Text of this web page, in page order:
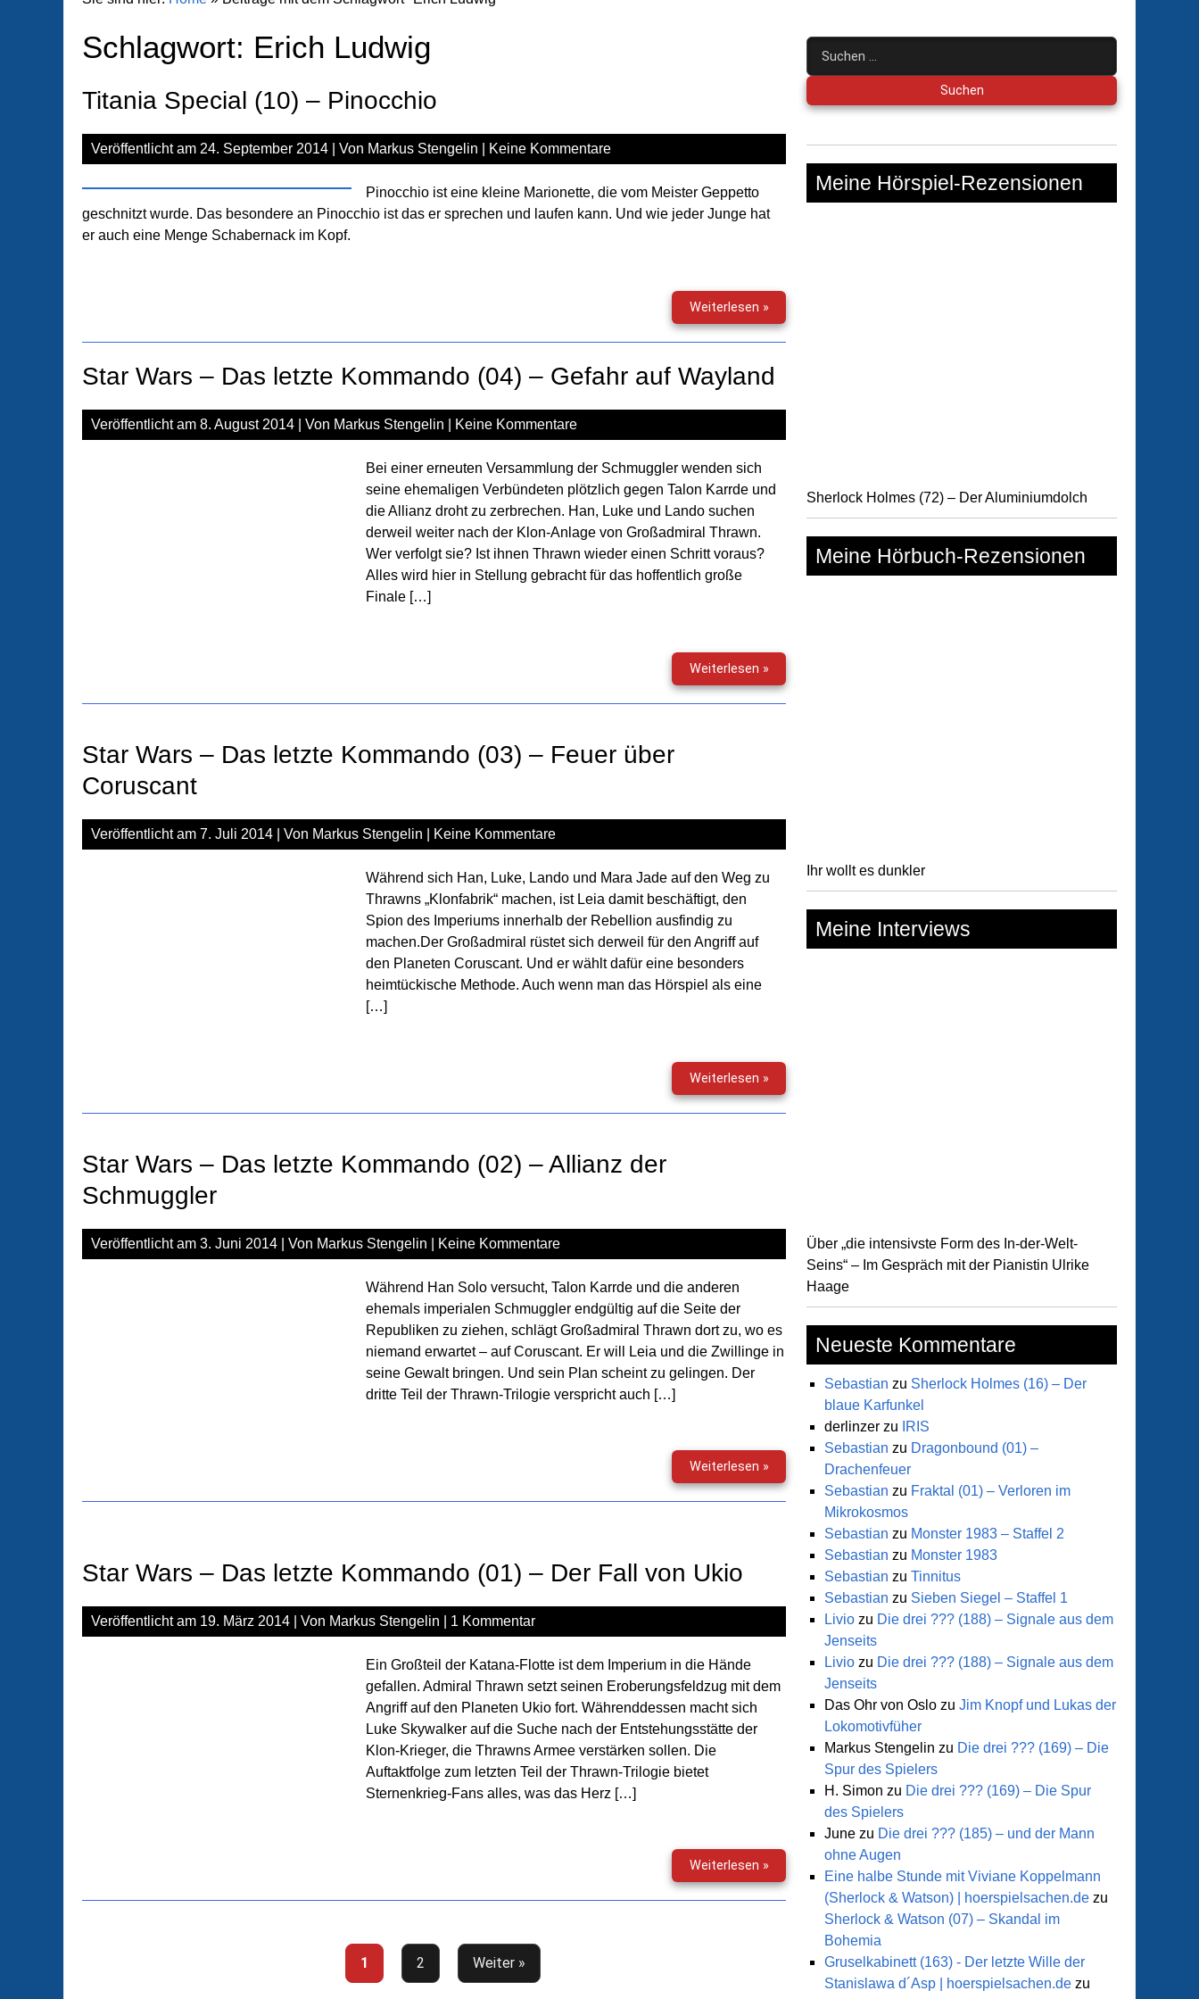
Schlagwort: Erich Ludwig
Titania Special (10) – Pinocchio
Veröffentlicht am 24. September 2014 | Von Markus Stengelin Keine Kommentare
Pinocchio ist eine kleine Marionette, die vom Meister Geppetto
geschnitzt wurde. Das besondere an Pinocchio ist das er sprechen und laufen kann. Und wie jeder Junge hat
er auch eine Menge Schabernack im Kopf.
Weiterlesen »Titania
Special
(10)
Pinocchio
Star Wars – Das letzte Kommando (04) – Gefahr auf Wayland
Veröffentlicht am 8. August 2014 | Von Markus Stengelin Keine Kommentare
Bei einer erneuten Versammlung der Schmuggler wenden sich
seine ehemaligen Verbündeten plötzlich gegen Talon Karrde und
die Allianz droht zu zerbrechen. Han, Luke und Lando suchen
derweil weiter nach der Klon-Anlage von Großadmiral Thrawn.
Wer verfolgt sie? Ist ihnen Thrawn wieder einen Schritt voraus?
Alles wird hier in Stellung gebracht für das hoffentlich große
Finale […]
Weiterlesen »Star
Wars
–
Gefahr
Star Wars – Das letzte Kommando (03) – Feuer über
Coruscant
Veröffentlicht am 7. Juli 2014 | Von Markus Stengelin Keine Kommentare
Während sich Han, Luke, Lando und Mara Jade auf den Weg zu
Thrawns „Klonfabrik“ machen, ist Leia damit beschäftigt, den
Spion des Imperiums innerhalb der Rebellion ausfindig zu
machen.Der Großadmiral rüstet sich derweil für den Angriff auf
den Planeten Coruscant. Und er wählt dafür eine besonders
heimtückische Methode. Auch wenn man das Hörspiel als eine
[…]
Weiterlesen »Star
Wars
–
Feuer
Coruscant
Star Wars – Das letzte Kommando (02) – Allianz der
Schmuggler
Veröffentlicht am 3. Juni 2014 | Von Markus Stengelin Keine Kommentare
Während Han Solo versucht, Talon Karrde und die anderen
ehemals imperialen Schmuggler endgültig auf die Seite der
Republiken zu ziehen, schlägt Großadmiral Thrawn dort zu, wo es
niemand erwartet – auf Coruscant. Er will Leia und die Zwillinge in
seine Gewalt bringen. Und sein Plan scheint zu gelingen. Der
dritte Teil der Thrawn-Trilogie verspricht auch […]
Weiterlesen »Star
Wars
–
Kommando
der
Schmuggler
Star Wars – Das letzte Kommando (01) – Der Fall von Ukio
Veröffentlicht am 19. März 2014 | Von Markus Stengelin 1 Kommentar
Ein Großteil der Katana-Flotte ist dem Imperium in die Hände
gefallen. Admiral Thrawn setzt seinen Eroberungsfeldzug mit dem
Angriff auf den Planeten Ukio fort. Währenddessen macht sich
Luke Skywalker auf die Suche nach der Entstehungsstätte der
Klon-Krieger, die Thrawns Armee verstärken sollen. Die
Auftaktfolge zum letzten Teil der Thrawn-Trilogie bietet
Sternenkrieg-Fans alles, was das Herz […]
Weiterlesen »Star
Wars
–
Kommando
1 2 Weiter »
Suchen
nach:
Meine Hörspiel-Rezensionen
Sherlock Holmes (72) – Der Aluminiumdolch
Meine Hörbuch-Rezensionen
Ihr wollt es dunkler
Meine Interviews
Über „die intensivste Form des In-der-Welt-
Seins“ – Im Gespräch mit der Pianistin Ulrike
Haage
Neueste Kommentare
Sebastian zu Sherlock Holmes (16) – Der
blaue Karfunkel
derlinzer zu
IRIS
Sebastian zu Dragonbound (01) –
Drachenfeuer
Sebastian zu Fraktal (01) – Verloren im
Mikrokosmos
Sebastian zu Monster 1983 – Staffel 2
Sebastian zu Monster 1983
Sebastian zu Tinnitus
Sebastian zu Sieben Siegel – Staffel 1
Livio zu Die drei ??? (188) – Signale aus dem
Jenseits
Livio zu Die drei ??? (188) – Signale aus dem
Jenseits
Das Ohr von Oslo zu Jim Knopf und Lukas der
Lokomotivfüher
Markus Stengelin zu Die drei ??? (169) – Die
Spur des Spielers
H. Simon zu Die drei ??? (169) – Die Spur
des Spielers
June zu Die drei ??? (185) – und der Mann
ohne Augen
Eine halbe Stunde mit Viviane Koppelmann
(Sherlock & Watson) | hoerspielsachen.de zu
Sherlock & Watson (07) – Skandal im
Bohemia
Gruselkabinett (163) - Der letzte Wille der
Stanislawa d´Asp | hoerspielsachen.de zu